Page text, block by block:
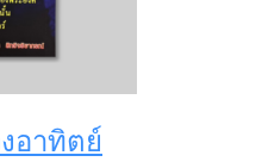
อาทิตย์